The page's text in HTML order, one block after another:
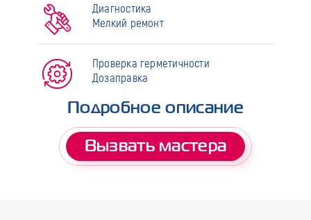
Диагностика
Мелкий ремонт
Проверка герметичности
Дозаправка
Подробное описание
Вызвать мастера